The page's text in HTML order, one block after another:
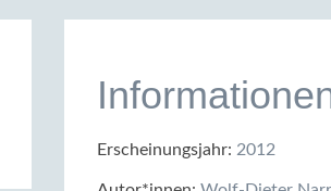
Erscheinungsjahr: 2012